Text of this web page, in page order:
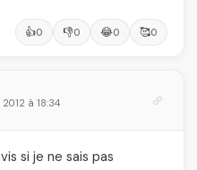
👍0 👎0 😂0 🥰0
2012 à 18:34
si je ne sais pas